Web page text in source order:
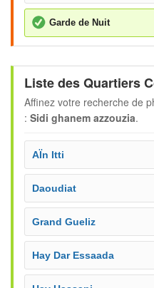
Garde de Nuit
Liste des Quartiers
Affinez votre recherche de
: Sidi ghanem azzouzia.
AÏn Itti
Daoudiat
Grand Gueliz
Hay Dar Essaada